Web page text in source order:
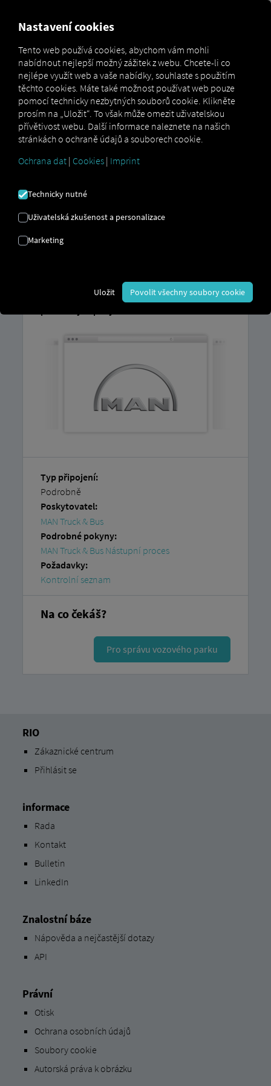
Marketplace
MAN
DigitalServices
Connectors
MAN
Connect
MAN PŘIPOJIT
Integrace externího poskytovatele
Máte ve svém vozovém parku vozidla
zobrazte jejich polohu na
snadno propojit svá
najdete v našich
Typ připojení:
Podrobně
Poskytovatel:
MAN Truck & Bus
Podrobné pokyny:
MAN Truck & Bus Nástupní proces
Požadavky:
Kontrolní seznam
Na co čekáš?
Pro správu vozového parku
RIO
Zákaznické centrum
Přihlásit se
informace
Rada
Kontakt
Bulletin
LinkedIn
Znalostní báze
Nápověda a nejčastější dotazy
API
Právní
Otisk
Ochrana osobních údajů
Soubory cookie
Autorská práva k obrázku
Nastavení cookies
Tento web používá cookies, abychom vám mohli
nabídnout nejlepší možný zážitek z webu. Chcete-li co
nejlépe využít web a vaše nabídky, souhlaste s použitím
těchto cookies. Máte také možnost používat web pouze
pomocí technicky nezbytných souborů cookie. Klikněte
prosím na „Uložit“. To však může omezit uživatelskou
přívětivost webu. Další informace naleznete na našich
stránkách o ochraně údajů a souborech cookie.
Ochrana dat | Cookies | Imprint
Technicky nutné
Uživatelská zkušenost a personalizace
Marketing
Uložit Povolit všechny soubory cookie